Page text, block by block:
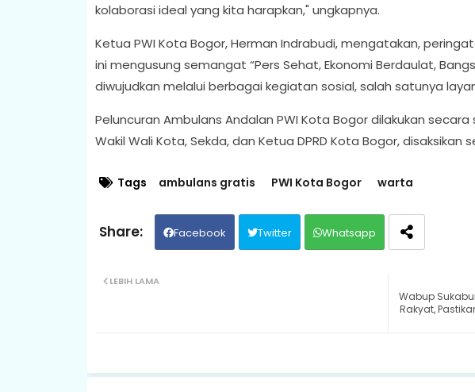
kolaborasi ideal yang kita harapkan," ungkapnya.
Ketua PWI Kota Bogor, Herman Indrabudi, mengatakan,
ini mengusung semangat “Pers Sehat, Ekonomi Berdaulat,
diwujudkan melalui berbagai kegiatan sosial, salah satunya
Peluncuran Ambulans Andalan PWI Kota Bogor dilakukan
Wakil Wali Kota, Sekda, dan Ketua DPRD Kota Bogor, disaksikan
Tags ambulans gratis PWI Kota Bogor warta
Facebook Twitter Whatsapp
Wabup
Rakyat,
LEBIH LAMA